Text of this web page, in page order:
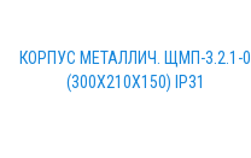
КОРПУС МЕТАЛЛИЧ. ЩМП-3.2.1-0
(300Х210Х150) IP31